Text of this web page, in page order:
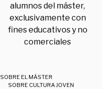
alumnos del máster,
exclusivamente con
fines educativos y no
comerciales
SOBRE EL MÁSTER
SOBRE CULTURA JOVEN